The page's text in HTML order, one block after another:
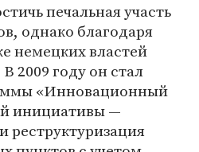
печальная участь
однако благодаря
немецких властей
2009 году он стал
«Инновационный
инициативы —
реструктуризация